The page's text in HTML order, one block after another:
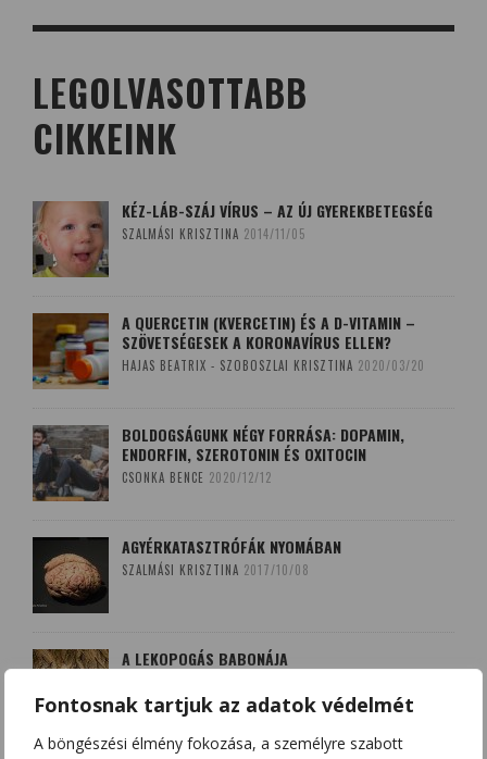
Fontosnak tartjuk az adatok védelmét
A böngészési élmény fokozása, a személyre szabott
LEGOLVASOTTABB
CIKKEINK
KÉZ-LÁB-SZÁJ VÍRUS – AZ ÚJ GYEREKBETEGSÉG
SZALMÁSI KRISZTINA 2014/11/05
A QUERCETIN (KVERCETIN) ÉS A D-VITAMIN –
SZÖVETSÉGESEK A KORONAVÍRUS ELLEN?
HAJAS BEATRIX - SZOBOSZLAI KRISZTINA 2020/03/20
BOLDOGSÁGUNK NÉGY FORRÁSA: DOPAMIN,
ENDORFIN, SZEROTONIN ÉS OXITOCIN
CSONKA BENCE 2020/12/12
AGYÉRKATASZTRÓFÁK NYOMÁBAN
SZALMÁSI KRISZTINA 2017/10/08
A LEKOPOGÁS BABONÁJA